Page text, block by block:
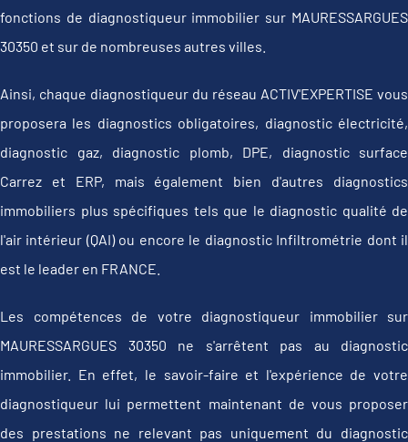
fonctions de diagnostiqueur immobilier sur MAURESSARGUES
30350 et sur de nombreuses autres villes.
Ainsi, chaque diagnostiqueur du réseau ACTIV'EXPERTISE vous
proposera les diagnostics obligatoires, diagnostic électricité,
diagnostic gaz, diagnostic plomb, DPE, diagnostic surface
Carrez et ERP, mais également bien d'autres diagnostics
immobiliers plus spécifiques tels que le diagnostic qualité de
l'air intérieur (QAI) ou encore le diagnostic Infiltrométrie dont il
est le leader en FRANCE.
Les compétences de votre diagnostiqueur immobilier sur
MAURESSARGUES 30350 ne s'arrêtent pas au diagnostic
immobilier. En effet, le savoir-faire et l'expérience de votre
diagnostiqueur lui permettent maintenant de vous proposer
des prestations ne relevant pas uniquement du diagnostic